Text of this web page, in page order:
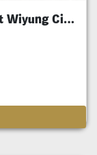
Royal Residence Hadap Danau Dkt Wiyung Citraland